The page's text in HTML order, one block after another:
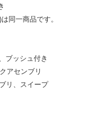
同一商品です。
ブッシュ付き
アセンブリ
リ、スイープ